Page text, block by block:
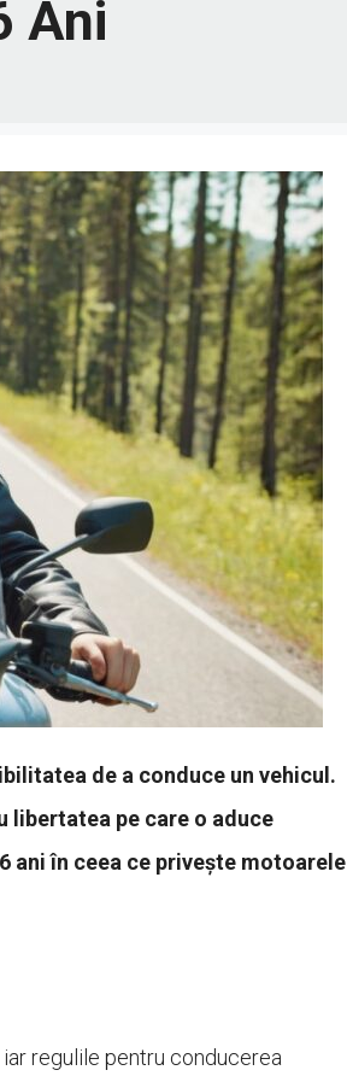
Ani
de a conduce un vehicul.
libertatea pe care o aduce
ani în ceea ce privește motoarele
regulile pentru conducerea